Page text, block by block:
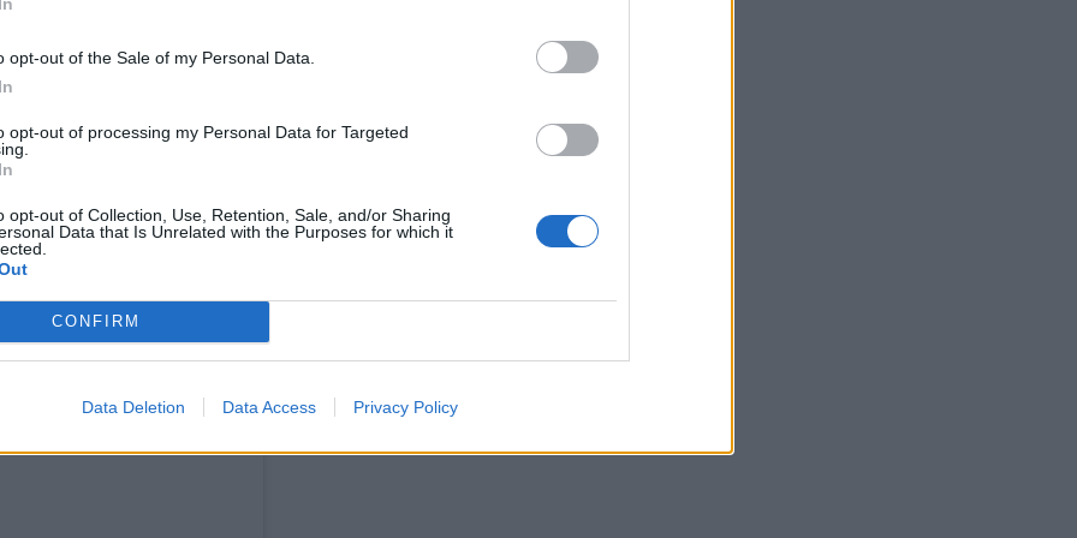
opt-out of the Sale of my Personal Data.
opt-out of processing my Personal Data for Targeted
opt-out of Collection, Use, Retention, Sale, and/or Sharing
Data that Is Unrelated with the Purposes for which it
CONFIRM
Data Deletion Data Access Privacy Policy
miten Sara on kokenut
Chafak voisi
ulkosalla, makaamassa
Hän nimittää luontoa